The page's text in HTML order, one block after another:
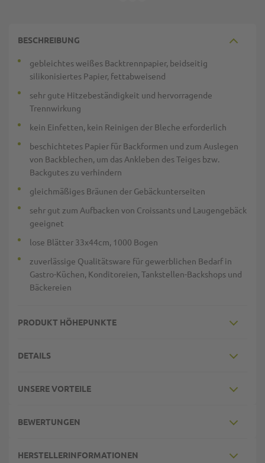
BESCHREIBUNG
gebleichtes weißes Backtrennpapier, beidseitig
silikonisiertes Papier, fettabweisend
sehr gute Hitzebeständigkeit und hervorragende
Trennwirkung
kein Einfetten, kein Reinigen der Bleche erforderlich
beschichtetes Papier für Backformen und zum Auslegen
von Backblechen, um das Ankleben des Teiges bzw.
Backgutes zu verhindern
gleichmäßiges Bräunen der Gebäckunterseiten
sehr gut zum Aufbacken von Croissants und Laugengebäck
geeignet
lose Blätter 33x44cm, 1000 Bogen
zuverlässige Qualitätsware für gewerblichen Bedarf in
Gastro-Küchen, Konditoreien, Tankstellen-Backshops und
Bäckereien
PRODUKT HÖHEPUNKTE
DETAILS
UNSERE VORTEILE
BEWERTUNGEN
HERSTELLERINFORMATIONEN